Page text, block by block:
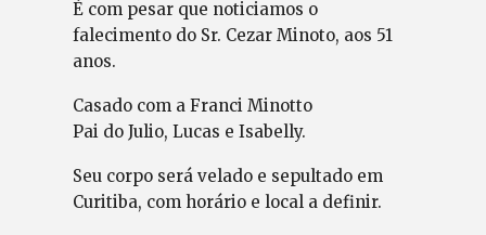
É com pesar que noticiamos o
falecimento do Sr. Cezar Minoto, aos 51
anos.
Casado com a Franci Minotto
Pai do Julio, Lucas e Isabelly.
Seu corpo será velado e sepultado em
Curitiba, com horário e local a definir.